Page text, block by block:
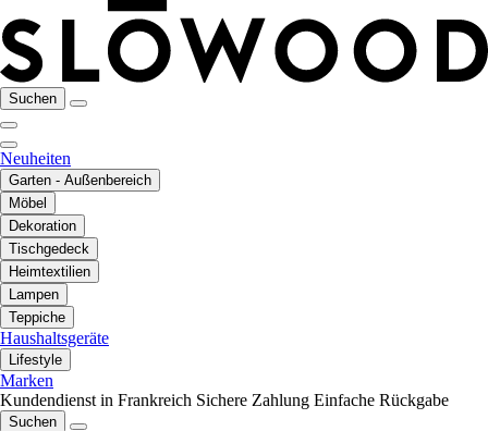
Suchen
Neuheiten
Garten - Außenbereich
Möbel
Dekoration
Tischgedeck
Heimtextilien
Lampen
Teppiche
Haushaltsgeräte
Lifestyle
Marken
Kundendienst in Frankreich Sichere Zahlung Einfache Rückgabe
Suchen